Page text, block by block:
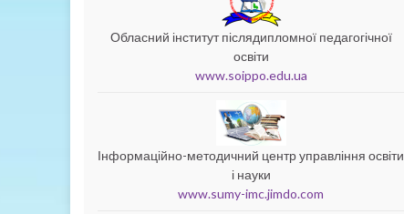
Обласний інститут післядипломної педагогічної
освіти
www.soippo.edu.ua
Інформаційно-методичний центр управління освіти
і науки
www.sumy-imc.jimdo.com